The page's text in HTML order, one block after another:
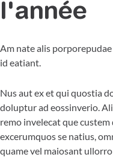
l'année
Am nate alis
id eatiant.
Nus aut ex et qui quostia
doluptur ad eossinverio.
remo invelecat que
excerumquos se natius,
quame vel maiosant